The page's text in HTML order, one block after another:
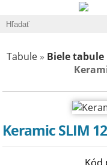
Tabule» Biele
Keramic SLIM